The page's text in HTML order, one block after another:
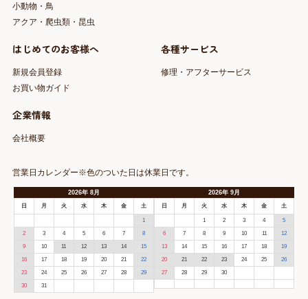
小動物・鳥
アクア・爬虫類・昆虫
はじめてのお客様へ
新規会員登録
お買い物ガイド
各種サービス
修理・アフターサービス
企業情報
会社概要
営業日カレンダー※色のついた日は休業日です。
2026年 8月
日 月 火 水 木 金 土
1
2 3 4 5 6 7 8
9 10 11 12 13 14 15
16 17 18 19 20 21 22
23 24 25 26 27 28 29
30 31
2026年9月
日 月 火 水 木 金 土
1 2 3 4 5
6 7 8 9 10 11 12
13 14 15 16 17 18 19
20 21 22 23 24 25 26
27 28 29 30